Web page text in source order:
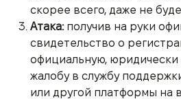
скорее всего, даже не
Атака:получив на руки
свидетельство о
официальную,
жалобу в службу
или другой платформы на